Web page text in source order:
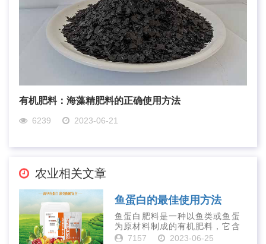
有机肥料：海藻精肥料的正确使用方法
6239 2023-06-21
农业相关文章
鱼蛋白的最佳使用方法
鱼蛋白肥料是一种以鱼类或鱼蛋
为原材料制成的有机肥料，它含
有丰富的营养物质，如氮、磷、
7157
2023-06-25